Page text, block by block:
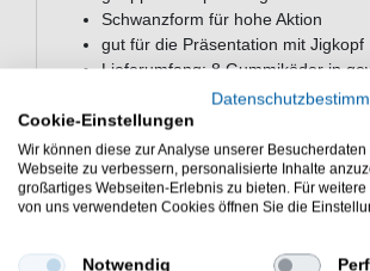
Schwanzform für hohe Aktion
gut für die Präsentation mit Jigkopf
Lieferumfang: 8 Gummiköder in
Die Strike King 8cm Rage Swimmer 8
eignen sich zum Spinnangeln auf Zander
Guter Kunstköder für das Jiggen in Seen
Cookie-Einstellungen
Wir können diese zur Analyse unserer
Webseite zu verbessern, personalisierte Inhalte
großartiges Webseiten-Erlebnis zu bieten. Für
von uns verwendeten Cookies öffnen Sie die
Notwendig